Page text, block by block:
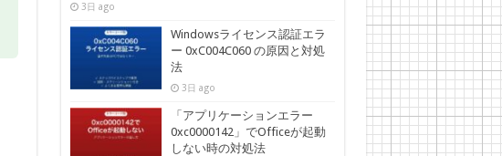
3日 ago
Windowsライセンス認証エラ
ー 0xC004C060 の原因と対処
法
3日 ago
「アプリケーションエラー
0xc0000142」でOfficeが起動
しない時の対処法